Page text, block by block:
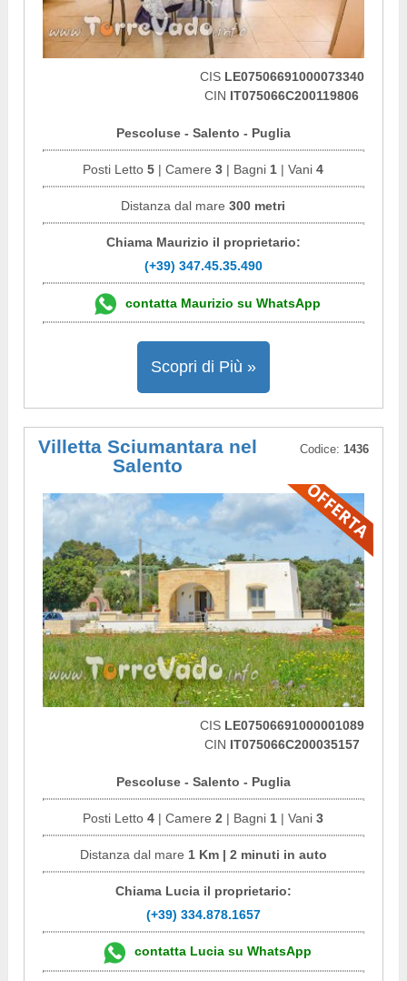
CIS LE07506691000073340
CIN IT075066C200119806
Pescoluse - Salento - Puglia
Posti Letto5 | Camere3 | Bagni 1 | Vani4
Distanza dal mare300 metri
Chiama Maurizio il proprietario:
(+39) 347.45.35.490
contatta Maurizio su WhatsApp
Scopri di Più »
Villetta Sciumantara nel
Salento
Codice: 1436
CIS LE07506691000001089
CIN IT075066C200035157
Pescoluse - Salento - Puglia
Posti Letto4 | Camere2 | Bagni 1 | Vani3
Distanza dal mare 1 Km | 2 minuti in auto
Chiama Lucia il proprietario:
(+39) 334.878.1657
contatta Lucia su WhatsApp